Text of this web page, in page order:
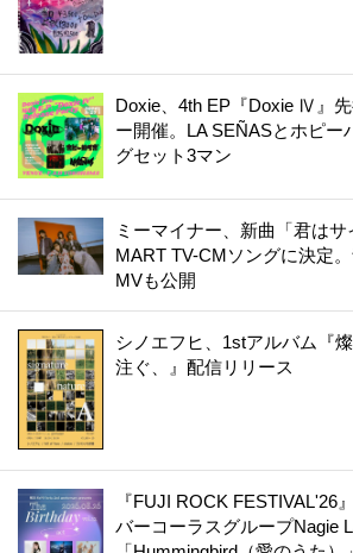
Doxie、4th EP『Doxie Ⅳ』
ー開催。LA SEÑASとホピー
グセット3マン
ミーマイナー、新曲「君は
MART TV-CMソングに決定
MVも公開
シノエフヒ、1stアルバム『
注ぐ、』配信リリース
『FUJI ROCK FESTIVAL'26
バーコーラスグループNagie